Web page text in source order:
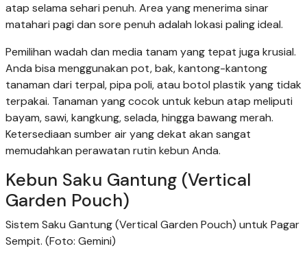
atap selama sehari penuh. Area yang menerima sinar
matahari pagi dan sore penuh adalah lokasi paling ideal.
Pemilihan wadah dan media tanam yang tepat juga krusial.
Anda bisa menggunakan pot, bak, kantong-kantong
tanaman dari terpal, pipa poli, atau botol plastik yang tidak
terpakai. Tanaman yang cocok untuk kebun atap meliputi
bayam, sawi, kangkung, selada, hingga bawang merah.
Ketersediaan sumber air yang dekat akan sangat
memudahkan perawatan rutin kebun Anda.
Kebun Saku Gantung (Vertical
Garden Pouch)
Sistem Saku Gantung (Vertical Garden Pouch) untuk Pagar
Sempit. (Foto: Gemini)